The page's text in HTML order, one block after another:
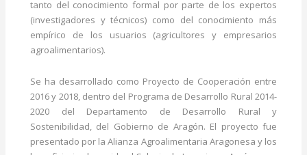
tanto del conocimiento formal por parte de los expertos
(investigadores y técnicos) como del conocimiento más
empírico de los usuarios (agricultores y empresarios
agroalimentarios).
Se ha desarrollado como Proyecto de Cooperación entre
2016 y 2018, dentro del Programa de Desarrollo Rural 2014-
2020 del Departamento de Desarrollo Rural y
Sostenibilidad, del Gobierno de Aragón. El proyecto fue
presentado por la Alianza Agroalimentaria Aragonesa y los